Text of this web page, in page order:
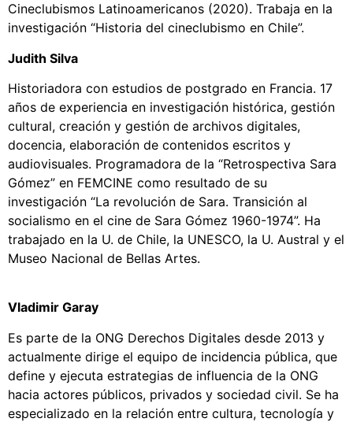
Cineclubismos Latinoamericanos (2020). Trabaja en la
investigación “Historia del cineclubismo en Chile”.
Judith Silva
Historiadora con estudios de postgrado en Francia. 17
años de experiencia en investigación histórica, gestión
cultural, creación y gestión de archivos digitales,
docencia, elaboración de contenidos escritos y
audiovisuales. Programadora de la “Retrospectiva Sara
Gómez” en FEMCINE como resultado de su
investigación “La revolución de Sara. Transición al
socialismo en el cine de Sara Gómez 1960-1974”. Ha
trabajado en la U. de Chile, la UNESCO, la U. Austral y el
Museo Nacional de Bellas Artes.
Vladimir Garay
Es parte de la ONG Derechos Digitales desde 2013 y
actualmente dirige el equipo de incidencia pública, que
define y ejecuta estrategias de influencia de la ONG
hacia actores públicos, privados y sociedad civil. Se ha
especializado en la relación entre cultura, tecnología y